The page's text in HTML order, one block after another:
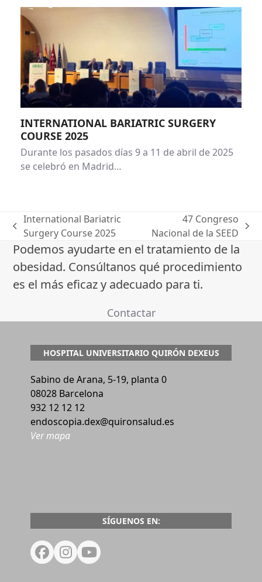
INTERNATIONAL BARIATRIC SURGERY
COURSE 2025
Durante los pasados días 9 a 11 de abril de 2025
se celebró en Madrid…
previous
post:
International Bariatric
Surgery Course 2025
next
post:
47 Congreso
Nacional de la SEED
Podemos ayudarte en el tratamiento de la
obesidad. Consúltanos qué procedimiento
es el más eficaz y adecuado para ti.
Contactar
HOSPITAL UNIVERSITARIO QUIRÓN DEXEUS
Sabino de Arana, 5-19, planta 0
08028 Barcelona
932 12 12 12
endoscopia.dex@quironsalud.es
Ver mapa
SÍGUENOS EN:
Facebook
Instagram
YouTube